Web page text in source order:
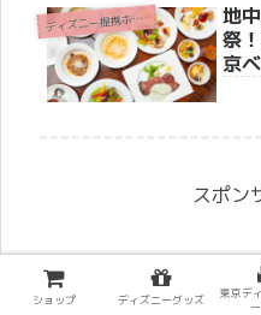
デ
ィズニー提携ホテル
地
祭
京
スポン
ショップ ディズニーグッズ
東京デ